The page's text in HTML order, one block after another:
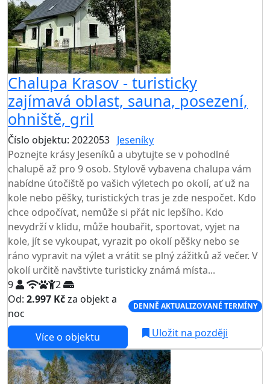
Chalupa Krasov - turisticky
zajímavá oblast, sauna, posezení,
ohniště, gril
Číslo objektu: 2022053 Jeseníky
Poznejte krásy Jeseníků a ubytujte se v pohodlné
chalupě až pro 9 osob. Stylově vybavena chalupa vám
nabídne útočiště po vašich výletech po okolí, ať už na
kole nebo pěšky, turistických tras je zde nespočet. Kdo
chce odpočívat, nemůže si přát nic lepšího. Kdo
nevydrží v klidu, může houbařit, sportovat, vyjet na
kole, jít se vykoupat, vyrazit po okolí pěšky nebo se
ráno vypravit na výlet a vrátit se plný zážitků až večer. V
okolí určitě navštivte turisticky známá místa...
9
2
Od: 2.997 Kčza objekt a
noc
DENNĚ AKTUALIZOVANÉ TERMÍNY
Více o objektu Uložit na později